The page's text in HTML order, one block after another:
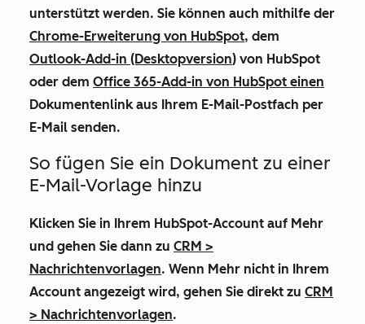
unterstützt werden. Sie können auch mithilfe der
Chrome-Erweiterung von HubSpot, dem
Outlook-Add-in (Desktopversion) von HubSpot
oder dem Office 365-Add-in von HubSpot einen
Dokumentenlink aus Ihrem E-Mail-Postfach per
E-Mail senden.
So fügen Sie ein Dokument zu einer
E-Mail-Vorlage hinzu
Klicken Sie in Ihrem HubSpot-Account auf Mehr
und gehen Sie dann zu CRM >
Nachrichtenvorlagen. Wenn Mehr nicht in Ihrem
Account angezeigt wird, gehen Sie direkt zu CRM
> Nachrichtenvorlagen.